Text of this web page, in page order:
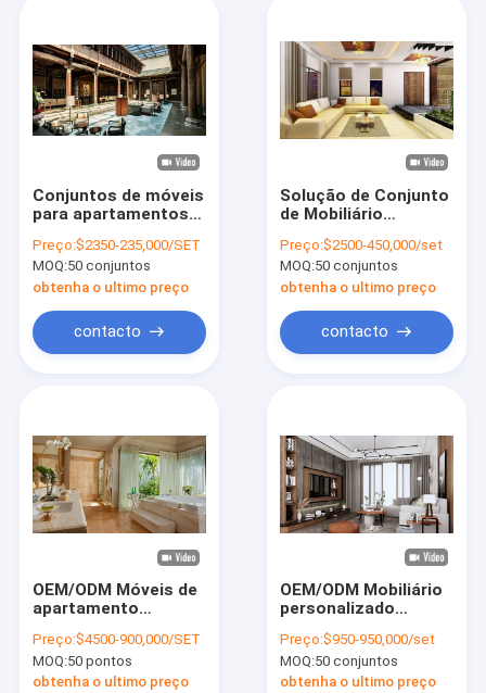
Conjuntos de móveis
para apartamentos
madeira maciça
fabricados na China,
personalizados
OEM/ODM, melhores
preços e opções
pessoais
Preço:$2350-235,000/SET
MOQ:50 conjuntos
obtenha o ultimo preço
contacto
Solução de Conjunto
de Mobiliário
Personalizado
OEM/ODM para
Clubes, Estrutura de
Madeira Maciça,
Mobiliário para
Apartamentos
Preço:$2500-450,000/set
MOQ:50 conjuntos
obtenha o ultimo preço
contacto
OEM/ODM Móveis de
apartamento
Essenciais:
Conjuntos de
coleção de móveis
Preço:$4500-900,000/SET
MOQ:50 pontos
obtenha o ultimo preço
OEM/ODM Mobiliário
personalizado
Mobiliário de
apartamento
personalizado
Preço:$950-950,000/set
MOQ:50 conjuntos
obtenha o ultimo preço